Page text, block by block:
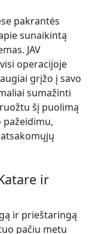
pakrantės
sunaikintą
JAV
operacijoje
grįžo į savo
sumažinti
šį puolimą
ir
ir prieštaringą
pačiu metu